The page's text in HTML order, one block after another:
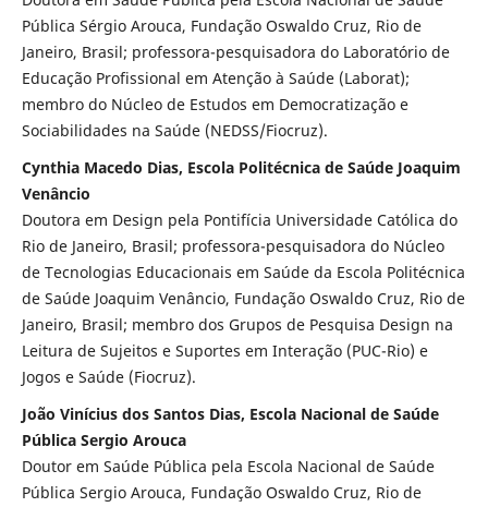
Pública Sérgio Arouca, Fundação Oswaldo Cruz, Rio de
Janeiro, Brasil; professora-pesquisadora do Laboratório de
Educação Profissional em Atenção à Saúde (Laborat);
membro do Núcleo de Estudos em Democratização e
Sociabilidades na Saúde (NEDSS/Fiocruz).
Cynthia Macedo Dias, Escola Politécnica de Saúde Joaquim
Venâncio
Doutora em Design pela Pontifícia Universidade Católica do
Rio de Janeiro, Brasil; professora-pesquisadora do Núcleo
de Tecnologias Educacionais em Saúde da Escola Politécnica
de Saúde Joaquim Venâncio, Fundação Oswaldo Cruz, Rio de
Janeiro, Brasil; membro dos Grupos de Pesquisa Design na
Leitura de Sujeitos e Suportes em Interação (PUC-Rio) e
Jogos e Saúde (Fiocruz).
João Vinícius dos Santos Dias, Escola Nacional de Saúde
Pública Sergio Arouca
Doutor em Saúde Pública pela Escola Nacional de Saúde
Pública Sergio Arouca, Fundação Oswaldo Cruz, Rio de